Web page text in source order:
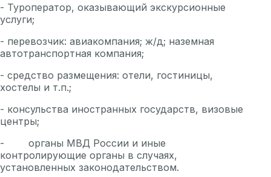
- Туроператор, оказывающий экскурсионные
услуги;
- перевозчик: авиакомпания; ж/д; наземная
автотранспортная компания;
- средство размещения: отели, гостиницы,
хостелы и т.п.;
- консульства иностранных государств, визовые
центры;
- органы МВД России и иные
контролирующие органы в случаях,
установленных законодательством.